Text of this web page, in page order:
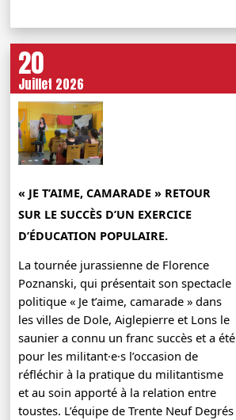
20
Juillet 2026
« JE T’AIME, CAMARADE » RETOUR
SUR LE SUCCÈS D’UN EXERCICE
D’ÉDUCATION POPULAIRE.
La tournée jurassienne de Florence
Poznanski, qui présentait son spectacle
politique « Je t’aime, camarade » dans
les villes de Dole, Aiglepierre et Lons le
saunier a connu un franc succès et a été
pour les militant·e·s l’occasion de
réfléchir à la pratique du militantisme
et au soin apporté à la relation entre
toustes. L’équipe de Trente Neuf Degrés